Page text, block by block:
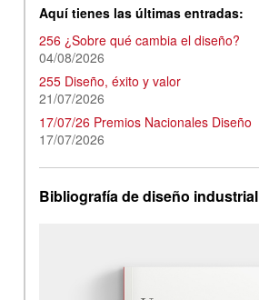
Aquí tienes las últimas entradas:
256 ¿Sobre qué cambia el diseño?
04/08/2026
255 Diseño, éxito y valor
21/07/2026
17/07/26 Premios Nacionales Diseño
17/07/2026
Bibliografía de diseño industrial